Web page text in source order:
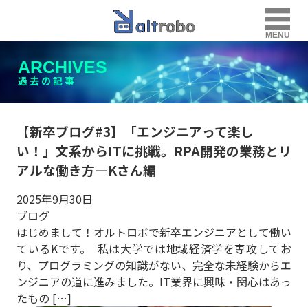
MENU
ARCHIVES
過去の記事
【新卒ブログ#3】「エンジニアって楽し
い！」文系からITに挑戦。RPA開発の業務とリ
アルな働き方—Kさん編
2025年9月30日
ブログ
はじめまして！オルトロボで新卒エンジニアとして働い
ているKです。 私は大学では地域経済学を専攻してお
り、プログラミングの知識がない、完全な未経験からエ
ンジニアの道に進みました。IT業界に興味・関心はあっ
たもの […]